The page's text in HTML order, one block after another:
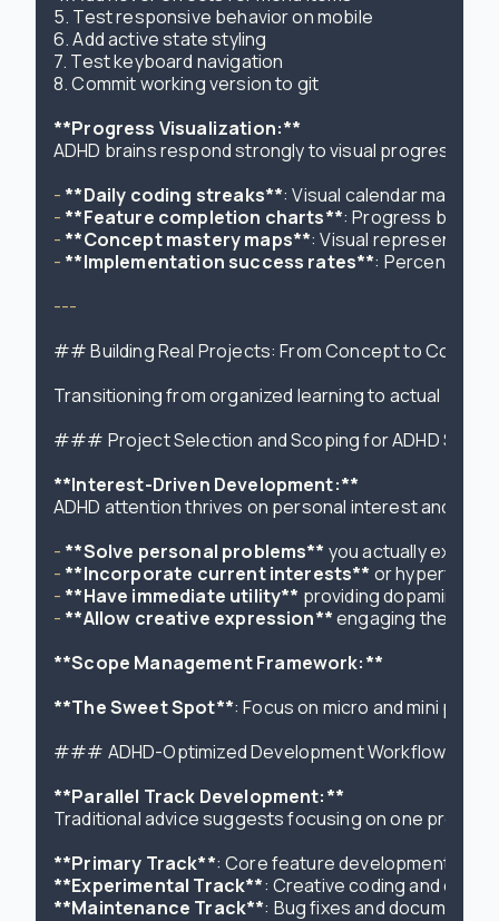
5. Test responsive behavior on mobile
6. Add active state styling
7. Test keyboard navigation
8. Commit working version to git
**Progress Visualization:**
ADHD brains respond strongly to visual progress
- **Daily coding streaks**
- **Feature completion charts**
- **Concept mastery maps**
- **Implementation success rates**: Percentage
---
## Building Real Projects: From Concept to
Transitioning from organized learning to actual
### Project Selection and Scoping for ADHD
**Interest-Driven Development:**
ADHD attention thrives on personal interest and
- **Solve personal problems**
- **Incorporate current interests**
- **Have immediate utility**
- **Allow creative expression** engaging the
**Scope Management Framework:**
**The Sweet Spot**: Focus on micro and mini
### ADHD-Optimized Development Workflow
**Parallel Track Development:**
Traditional advice suggests focusing on one
**Primary Track**
**Experimental Track**
**Maintenance Track**: Bug fixes and